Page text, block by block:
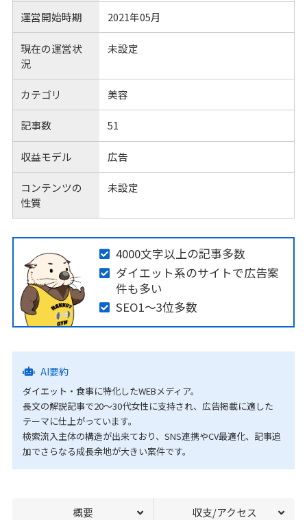
運営開始時期 2021年05月
現在の運営状
況
未設定
カテゴリ 美容
記事数 51
収益モデル 広告
コンテンツの
性質
未設定
4000文字以上の記事多数
ダイエット系のサイトで広告案
件も多い
SEO1〜3位多数
AI要約
ダイエット・食事に特化したWEBメディア。
長文の解説記事で20〜30代女性に支持され、広告掲載に適した
テーマに仕上がっています。
検索流入主体の構造が出来ており、SNS連携やCV最適化、記事追
加でさらなる成長余地が大きい案件です。
概要 収支/アクセス